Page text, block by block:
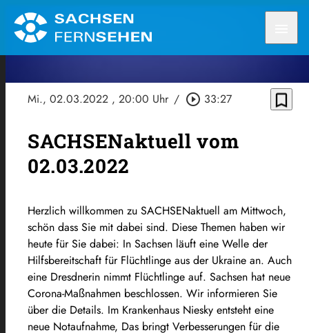
Mi., 02.03.2022 , 20:00 Uhr / play_circle_outline 33:27 bookmark_border
SACHSENaktuell vom
02.03.2022
Herzlich willkommen zu SACHSENaktuell am Mittwoch,
schön dass Sie mit dabei sind. Diese Themen haben wir
heute für Sie dabei: In Sachsen läuft eine Welle der
Hilfsbereitschaft für Flüchtlinge aus der Ukraine an. Auch
eine Dresdnerin nimmt Flüchtlinge auf. Sachsen hat neue
Corona-Maßnahmen beschlossen. Wir informieren Sie
über die Details. Im Krankenhaus Niesky entsteht eine
neue Notaufnahme, Das bringt Verbesserungen für die